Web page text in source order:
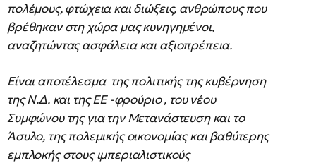
πολέμους, φτώχεια και διώξεις, ανθρώπους που
βρέθηκαν στη χώρα μας κυνηγημένοι,
αναζητώντας ασφάλεια και αξιοπρέπεια.
Είναι αποτέλεσμα της πολιτικής της κυβέρνηση
της Ν.Δ. και της ΕΕ -φρούριο , του νέου
Συμφώνου της για την Μετανάστευση και το
Άσυλο, της πολεμικής οικονομίας και βαθύτερης
εμπλοκής στους ιμπεριαλιστικούς